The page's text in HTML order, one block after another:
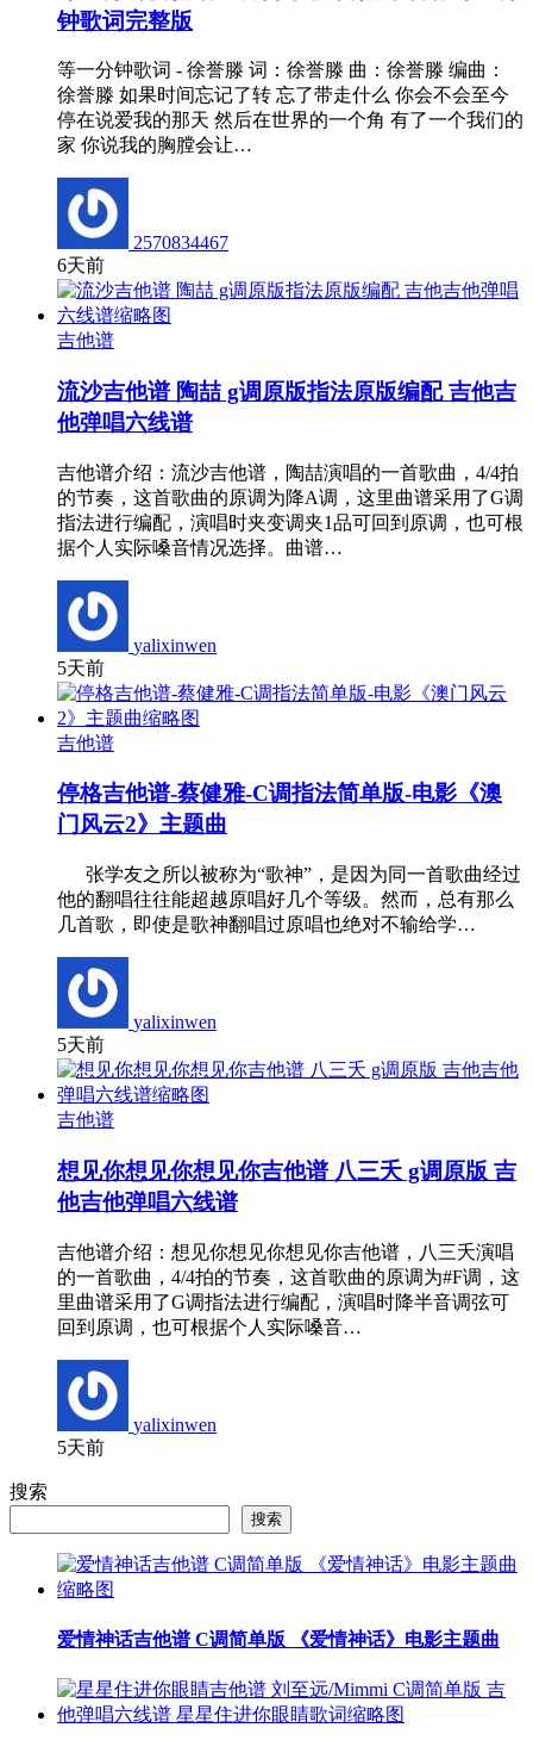
钟歌词完整版
等一分钟歌词 - 徐誉滕 词：徐誉滕 曲：徐誉滕 编曲：
徐誉滕 如果时间忘记了转 忘了带走什么 你会不会至今
停在说爱我的那天 然后在世界的一个角 有了一个我们的
家 你说我的胸膛会让…
2570834467
6天前
吉他谱
流沙吉他谱 陶喆 g调原版指法原版编配 吉他吉
他弹唱六线谱
吉他谱介绍：流沙吉他谱，陶喆演唱的一首歌曲，4/4拍
的节奏，这首歌曲的原调为降A调，这里曲谱采用了G调
指法进行编配，演唱时夹变调夹1品可回到原调，也可根
据个人实际嗓音情况选择。曲谱…
yalixinwen
5天前
吉他谱
停格吉他谱-蔡健雅-C调指法简单版-电影《澳
门风云2》主题曲
张学友之所以被称为“歌神”，是因为同一首歌曲经过
他的翻唱往往能超越原唱好几个等级。然而，总有那么
几首歌，即使是歌神翻唱过原唱也绝对不输给学…
yalixinwen
5天前
吉他谱
想见你想见你想见你吉他谱 八三夭 g调原版 吉
他吉他弹唱六线谱
吉他谱介绍：想见你想见你想见你吉他谱，八三夭演唱
的一首歌曲，4/4拍的节奏，这首歌曲的原调为#F调，这
里曲谱采用了G调指法进行编配，演唱时降半音调弦可
回到原调，也可根据个人实际嗓音…
yalixinwen
5天前
搜索
搜索
爱情神话吉他谱 C调简单版 《爱情神话》电影主题曲